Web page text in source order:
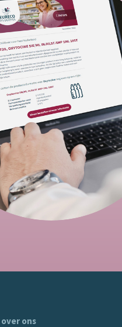
over ons